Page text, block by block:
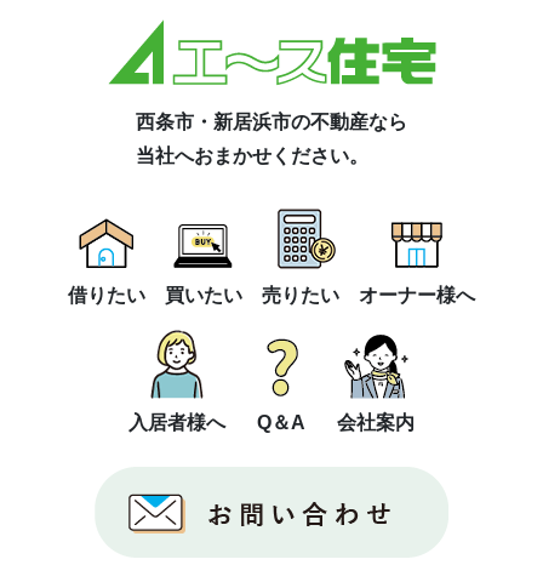
西条市・新居浜市の不動産なら
当社へおまかせください。
借りたい 買いたい 売りたい オーナー様へ
入居者様へ Q＆A 会社案内